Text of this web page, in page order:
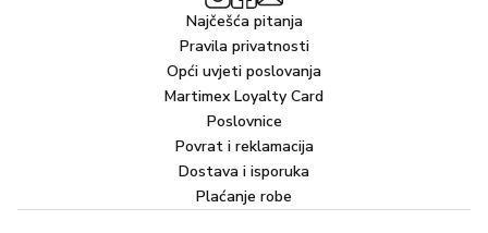
Najčešća pitanja
Pravila privatnosti
Opći uvjeti poslovanja
Martimex Loyalty Card
Poslovnice
Povrat i reklamacija
Dostava i isporuka
Plaćanje robe